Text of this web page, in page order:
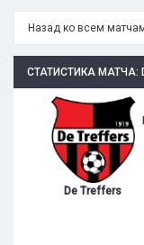
Назад ко всем
СТАТИСТИКА МАТЧА:
De Treffers